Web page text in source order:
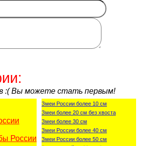
:( Вы можете стать первым!
России
Змеи России более 10 см
Змеи более 20 см без хвоста
Змеи более 30 см
Змеи России более 40 см
Змеи России более 50 см